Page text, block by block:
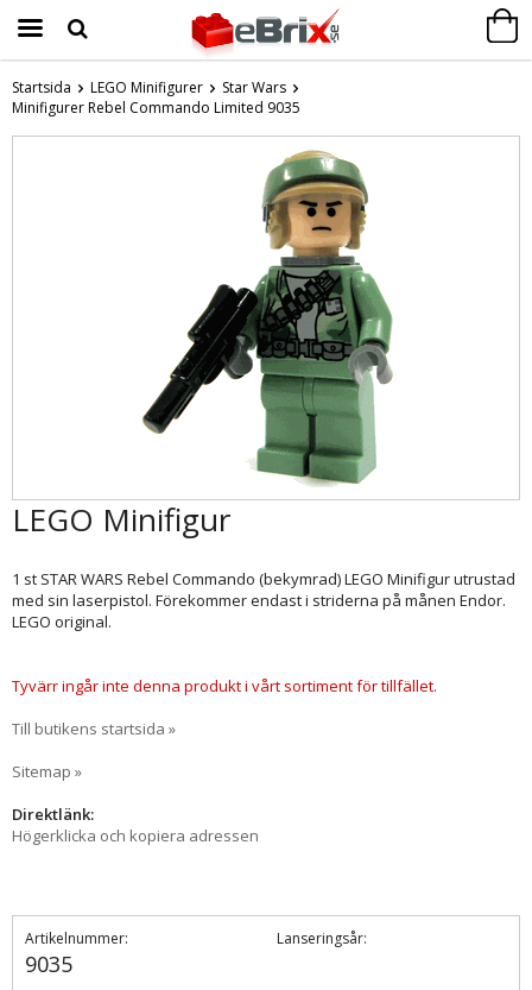
Produkten har blivit tillagd i varukorgen
Startsida LEGO Minifigurer
Star Wars
Minifigurer Rebel Commando Limited 9035
LEGO Minifigur
1 st STAR WARS Rebel Commando (bekymrad) LEGO Minifigur utrustad
med sin laserpistol. Förekommer endast i striderna på månen Endor.
LEGO original.
Tyvärr ingår inte denna produkt i vårt sortiment för tillfället.
Till butikens startsida »
Sitemap »
Direktlänk:
Högerklicka och kopiera adressen
Artikelnummer:
9035
Lanseringsår: